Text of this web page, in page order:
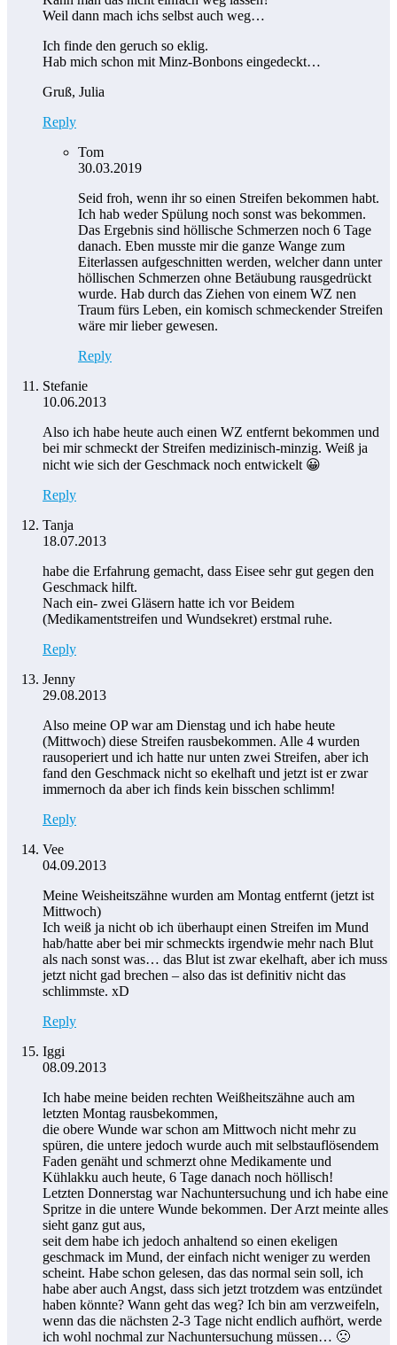
Weil dann mach ichs selbst auch weg…
Ich finde den geruch so eklig.
Hab mich schon mit Minz-Bonbons eingedeckt…
Gruß, Julia
Reply
Tom
30.03.2019
Seid froh, wenn ihr so einen Streifen bekommen habt.
Ich hab weder Spülung noch sonst was bekommen.
Das Ergebnis sind höllische Schmerzen noch 6 Tage
danach. Eben musste mir die ganze Wange zum
Eiterlassen aufgeschnitten werden, welcher dann unter
höllischen Schmerzen ohne Betäubung rausgedrückt
wurde. Hab durch das Ziehen von einem WZ nen
Traum fürs Leben, ein komisch schmeckender Streifen
wäre mir lieber gewesen.
Reply
Stefanie
10.06.2013
Also ich habe heute auch einen WZ entfernt bekommen und
bei mir schmeckt der Streifen medizinisch-minzig. Weiß ja
nicht wie sich der Geschmack noch entwickelt 😀
Reply
Tanja
18.07.2013
habe die Erfahrung gemacht, dass Eisee sehr gut gegen den
Geschmack hilft.
Nach ein- zwei Gläsern hatte ich vor Beidem
(Medikamentstreifen und Wundsekret) erstmal ruhe.
Reply
Jenny
29.08.2013
Also meine OP war am Dienstag und ich habe heute
(Mittwoch) diese Streifen rausbekommen. Alle 4 wurden
rausoperiert und ich hatte nur unten zwei Streifen, aber ich
fand den Geschmack nicht so ekelhaft und jetzt ist er zwar
immernoch da aber ich finds kein bisschen schlimm!
Reply
Vee
04.09.2013
Meine Weisheitszähne wurden am Montag entfernt (jetzt ist
Mittwoch)
Ich weiß ja nicht ob ich überhaupt einen Streifen im Mund
hab/hatte aber bei mir schmeckts irgendwie mehr nach Blut
als nach sonst was… das Blut ist zwar ekelhaft, aber ich muss
jetzt nicht gad brechen – also das ist definitiv nicht das
schlimmste. xD
Reply
Iggi
08.09.2013
Ich habe meine beiden rechten Weißheitszähne auch am
letzten Montag rausbekommen,
die obere Wunde war schon am Mittwoch nicht mehr zu
spüren, die untere jedoch wurde auch mit selbstauflösendem
Faden genäht und schmerzt ohne Medikamente und
Kühlakku auch heute, 6 Tage danach noch höllisch!
Letzten Donnerstag war Nachuntersuchung und ich habe eine
Spritze in die untere Wunde bekommen. Der Arzt meinte alles
sieht ganz gut aus,
seit dem habe ich jedoch anhaltend so einen ekeligen
geschmack im Mund, der einfach nicht weniger zu werden
scheint. Habe schon gelesen, das das normal sein soll, ich
habe aber auch Angst, dass sich jetzt trotzdem was entzündet
haben könnte? Wann geht das weg? Ich bin am verzweifeln,
wenn das die nächsten 2-3 Tage nicht endlich aufhört, werde
ich wohl nochmal zur Nachuntersuchung müssen… 🙁